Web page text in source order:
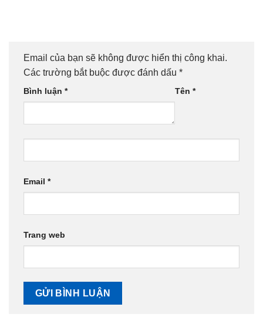
Email của bạn sẽ không được hiển thị công khai.
Các trường bắt buộc được đánh dấu *
Bình luận * Tên *
Email *
Trang web